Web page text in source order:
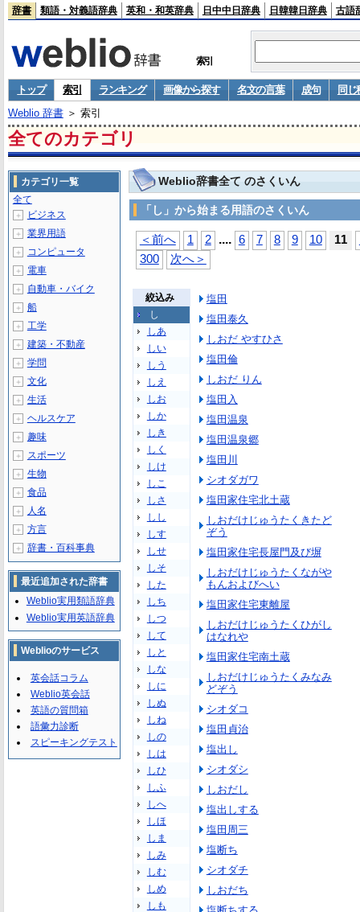
辞書 類語・対義語辞典 英和・和英辞典 日中中日辞典 日韓韓日辞典 古語
索引
トップ 索引 ランキング 画像から探す 名文の言葉 成句
同じ
Weblio 辞書＞ 索引
全てのカテゴリ
Weblio辞書全て のさくいん
「し」から始まる用語のさくいん
＜前へ 1 2 .... 6 7 8 9 10 11
300
次へ＞
絞込み
し
しあ
しい
しう
しえ
しお
しか
しき
しく
しけ
しこ
しさ
しし
しす
しせ
しそ
した
しち
しつ
して
しと
しな
しに
しぬ
しね
しの
しは
しひ
しふ
しへ
しほ
しま
しみ
しむ
しめ
しも
塩田
塩田泰久
しおだ やすひさ
塩田倫
しおだ りん
塩田入
塩田温泉
塩田温泉郷
塩田川
シオダガワ
塩田家住宅北土蔵
しおだけじゅうたくきたど
ぞう
塩田家住宅長屋門及び塀
しおだけじゅうたくながや
もんおよびへい
塩田家住宅東離屋
しおだけじゅうたくひがし
はなれや
塩田家住宅南土蔵
しおだけじゅうたくみなみ
どぞう
シオダコ
塩田貞治
塩出し
シオダシ
しおだし
塩出しする
塩田周三
塩断ち
シオダチ
しおだち
カテゴリ一覧
全て
＋ ビジネス
＋ 業界用語
＋ コンピュータ
＋ 電車
＋ 自動車・バイク
＋ 船
＋ 工学
＋ 建築・不動産
＋ 学問
＋ 文化
＋ 生活
＋ ヘルスケア
＋ 趣味
＋ スポーツ
＋ 生物
＋ 食品
＋ 人名
＋ 方言
＋ 辞書・百科事典
最近追加された辞書
Weblio実用類語辞典
Weblio実用英語辞典
Weblioのサービス
英会話コラム
Weblio英会話
英語の質問箱
語彙力診断
スピーキングテスト